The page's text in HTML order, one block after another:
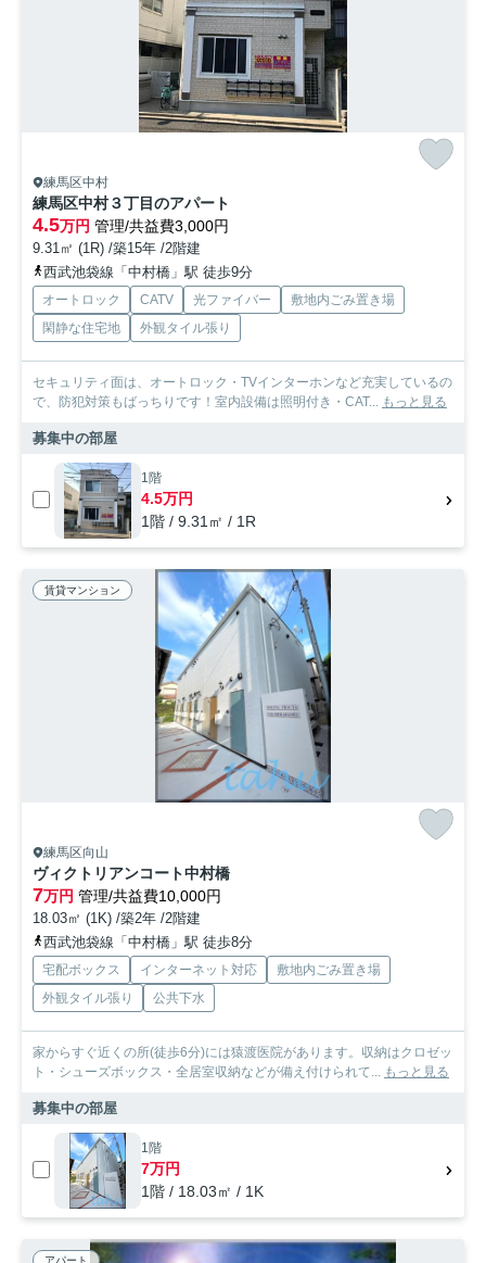
練馬区中村
練馬区中村３丁目のアパート
4.5万円 管理/共益費3,000円
9.31㎡ (1R) /築15年 /2階建
西武池袋線「中村橋」駅 徒歩9分
オートロック CATV 光ファイバー
敷地内ごみ置き場
閑静な住宅地
外観タイル張り
セキュリティ面は、オートロック・TVインターホンなど充実しているの
で、防犯対策もばっちりです！室内設備は照明付き・CAT... もっと見る
募集中の部屋
1階
4.5万円
1階 / 9.31㎡ / 1R
賃貸マンション
練馬区向山
ヴィクトリアンコート中村橋
7万円 管理/共益費10,000円
18.03㎡ (1K) /築2年 /2階建
西武池袋線「中村橋」駅 徒歩8分
宅配ボックス インターネット対応
敷地内ごみ置き場
外観タイル張り
公共下水
家からすぐ近くの所(徒歩6分)には猿渡医院があります。収納はクロゼッ
ト・シューズボックス・全居室収納などが備え付けられて... もっと見る
募集中の部屋
1階
7万円
1階 / 18.03㎡ / 1K
アパート